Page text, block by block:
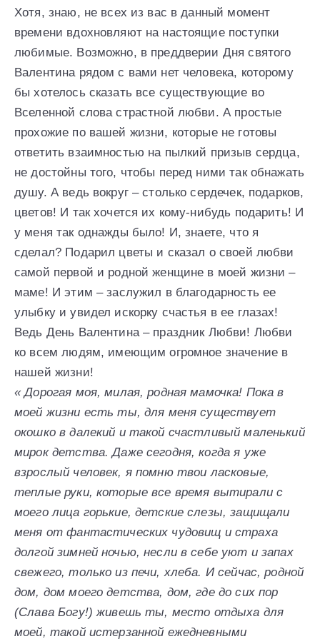
Хотя, знаю, не всех из вас в данный момент
времени вдохновляют на настоящие поступки
любимые. Возможно, в преддверии Дня святого
Валентина рядом с вами нет человека, которому
бы хотелось сказать все существующие во
Вселенной слова страстной любви. А простые
прохожие по вашей жизни, которые не готовы
ответить взаимностью на пылкий призыв сердца,
не достойны того, чтобы перед ними так обнажать
душу. А ведь вокруг – столько сердечек, подарков,
цветов! И так хочется их кому-нибудь подарить! И
у меня так однажды было! И, знаете, что я
сделал? Подарил цветы и сказал о своей любви
самой первой и родной женщине в моей жизни –
маме! И этим – заслужил в благодарность ее
улыбку и увидел искорку счастья в ее глазах!
Ведь День Валентина – праздник Любви! Любви
ко всем людям, имеющим огромное значение в
нашей жизни!
« Дорогая моя, милая, родная мамочка! Пока в
моей жизни есть ты, для меня существует
окошко в далекий и такой счастливый маленький
мирок детства. Даже сегодня, когда я уже
взрослый человек, я помню твои ласковые,
теплые руки, которые все время вытирали с
моего лица горькие, детские слезы, защищали
меня от фантастических чудовищ и страха
долгой зимней ночью, несли в себе уют и запах
свежего, только из печи, хлеба. И сейчас, родной
дом, дом моего детства, дом, где до сих пор
(Слава Богу!) живешь ты, место отдыха для
моей, такой истерзанной ежедневными